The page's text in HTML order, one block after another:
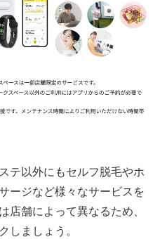
テ以外にもセルフ脱毛やホ
ージなど様々なサービスを
店舗によって異なるため、
しましょう。